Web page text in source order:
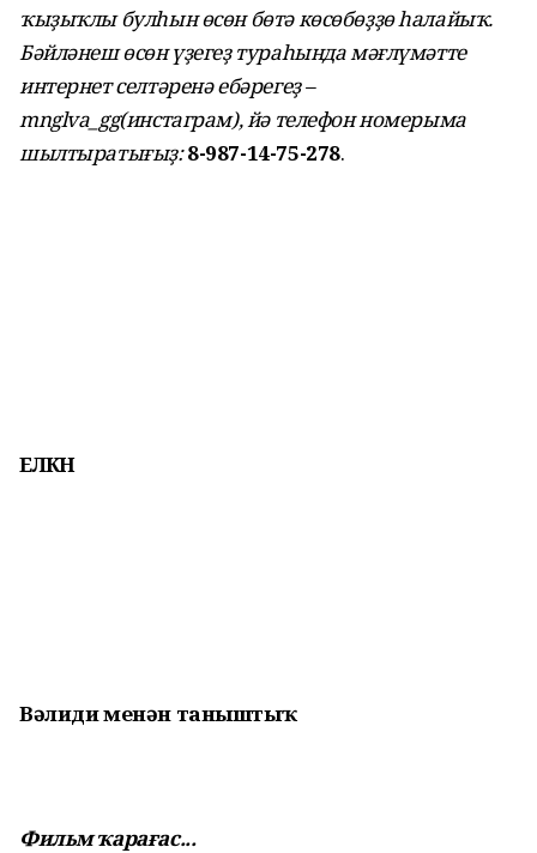
ҡыҙыҡлы булһын өсөн бөтә көсөбөҙҙө һалайыҡ.
Бәйләнеш өсөн үҙегеҙ тураһында мәғлүмәтте
интернет селтәренә ебәрегеҙ –
mnglva_gg(инстаграм), йә телефон номерыма
шылтыратығыҙ:8-987-14-75-278.
ЕЛКӘН
Вәлиди менән таныштыҡ
Фильм ҡарағас...